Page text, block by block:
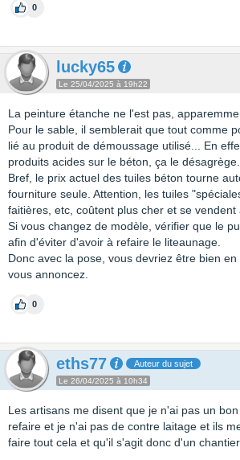
0
lucky65
Le 25/04/2025 à 19h22
La peinture étanche ne l'est pas,
Pour le sable, il semblerait que tout comme
lié au produit de démoussage utilisé... En
produits acides sur le béton, ça le désagrège.
Bref, le prix actuel des tuiles béton tourne
fourniture seule. Attention, les tuiles
faitières, etc, coûtent plus cher et se vendent
Si vous changez de modèle, vérifier que le
afin d'éviter d'avoir à refaire le liteaunage.
Donc avec la pose, vous devriez être bien
vous annoncez.
0
eths77 Auteur du sujet
Le 26/04/2025 à 10h34
Les artisans me disent que je n'ai pas un
refaire et je n'ai pas de contre laitage et ils
faire tout cela et qu'il s'agit donc d'un